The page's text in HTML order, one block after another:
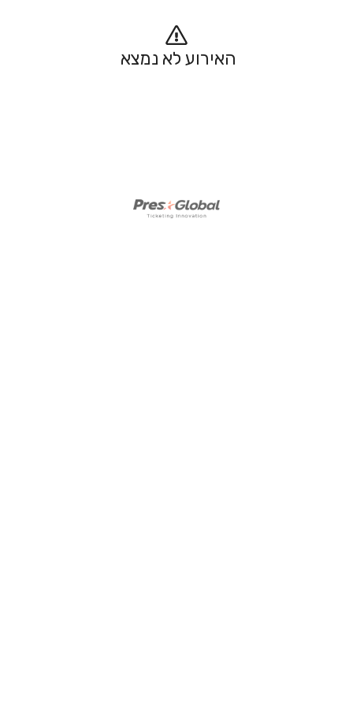
האירוע לא נמצא